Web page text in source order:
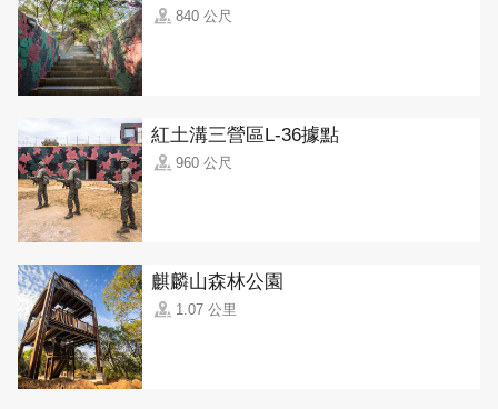
840 公尺
紅土溝三營區L-36據點
960 公尺
麒麟山森林公園
1.07 公里